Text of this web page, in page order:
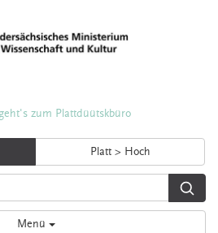
zum Plattdüütskbüro
Platt > Hoch
Menü